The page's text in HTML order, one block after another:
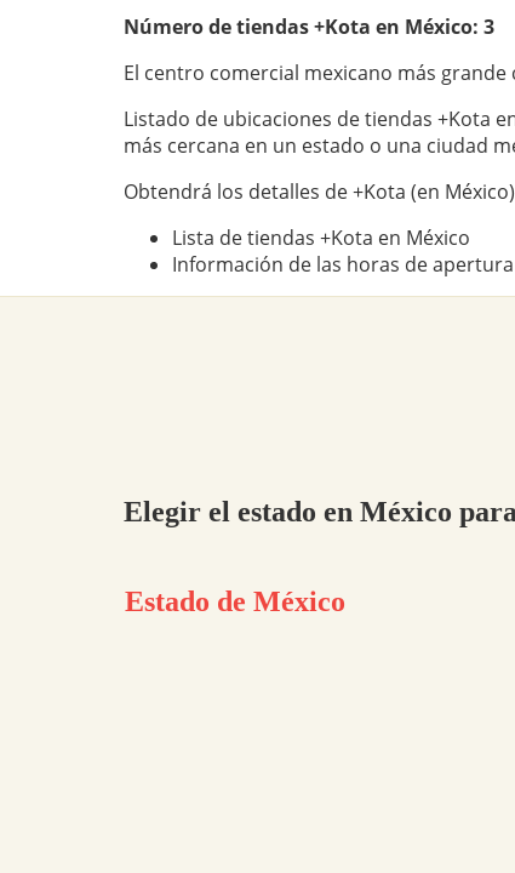
Número de tiendas+Kota en México: 3
El centro comercial mexicano más grande
Listado de ubicaciones de tiendas +Kota
más cercana en un estado o una ciudad
Obtendrá los detalles de +Kota (en
Lista de tiendas +Kota en México
Información de las horas de
Elegir el estado en México
Estado de México